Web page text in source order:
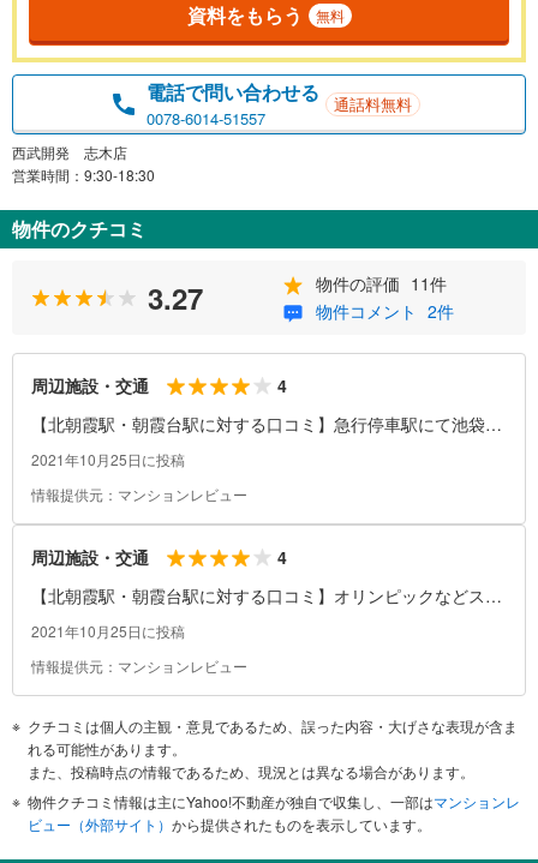
資料をもらう 無料
電話で問い合わせる
0078-6014-51557
通話料無料
西武開発 志木店
営業時間：9:30-18:30
物件のクチコミ
3.27 物件の評価 11件
物件コメント 2件
周辺施設・交通
4
【北朝霞駅・朝霞台駅に対する口コミ】急行停車駅にて池袋も
川越もそんなに遠く感じず行く事が出来ます。改札を出て2分
などにも行きやすく、少し遠く感じてしまいますが北朝霞から
舞浜まで行く事も出来ますので、乗換なしでディズニーへ行き
たい時など便利です。帰りも東京駅方面よりは空いた電車で帰
って来れるのは魅力だと思います。
2021年10月25日に投稿
情報提供元：マンションレビュー
周辺施設・交通
4
【北朝霞駅・朝霞台駅に対する口コミ】オリンピックなどスー
パーはありますが衣服に拘りが無ければ良いですが、色々な場
モールなど無く不便な気がします。車や電車移動すれば気にな
らないかと思います。
2021年10月25日に投稿
情報提供元：マンションレビュー
クチコミは個人の主観・意見であるため、誤った内容・大げさな表現が含ま
れる可能性があります。
また、投稿時点の情報であるため、現況とは異なる場合があります。
物件クチコミ情報は主にYahoo!不動産が独自で収集し、一部はマンションレ
ビュー（外部サイト） から提供されたものを表示しています。